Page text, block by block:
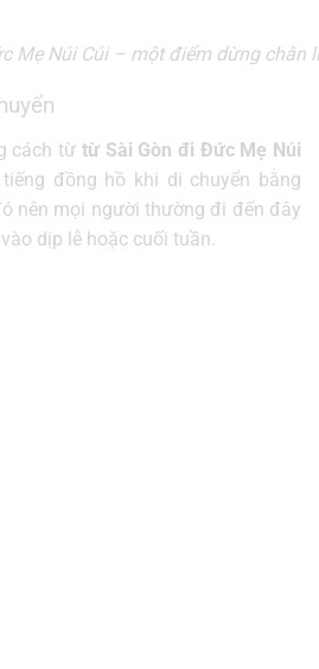
Mẹ Núi Cúi – một điểm dừng chân
cách từ từ Sài Gòn đi Đức Mẹ Núi
đồng hồ khi di chuyển bằng
nên mọi người thường đi đến đây
dịp lễ hoặc cuối tuần.